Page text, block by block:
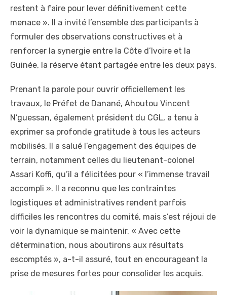
restent à faire pour lever définitivement cette
menace ». Il a invité l’ensemble des participants à
formuler des observations constructives et à
renforcer la synergie entre la Côte d’Ivoire et la
Guinée, la réserve étant partagée entre les deux pays.
Prenant la parole pour ouvrir officiellement les
travaux, le Préfet de Danané, Ahoutou Vincent
N’guessan, également président du CGL, a tenu à
exprimer sa profonde gratitude à tous les acteurs
mobilisés. Il a salué l’engagement des équipes de
terrain, notamment celles du lieutenant-colonel
Assari Koffi, qu’il a félicitées pour « l’immense travail
accompli ». Il a reconnu que les contraintes
logistiques et administratives rendent parfois
difficiles les rencontres du comité, mais s’est réjoui de
voir la dynamique se maintenir. « Avec cette
détermination, nous aboutirons aux résultats
escomptés », a-t-il assuré, tout en encourageant la
prise de mesures fortes pour consolider les acquis.